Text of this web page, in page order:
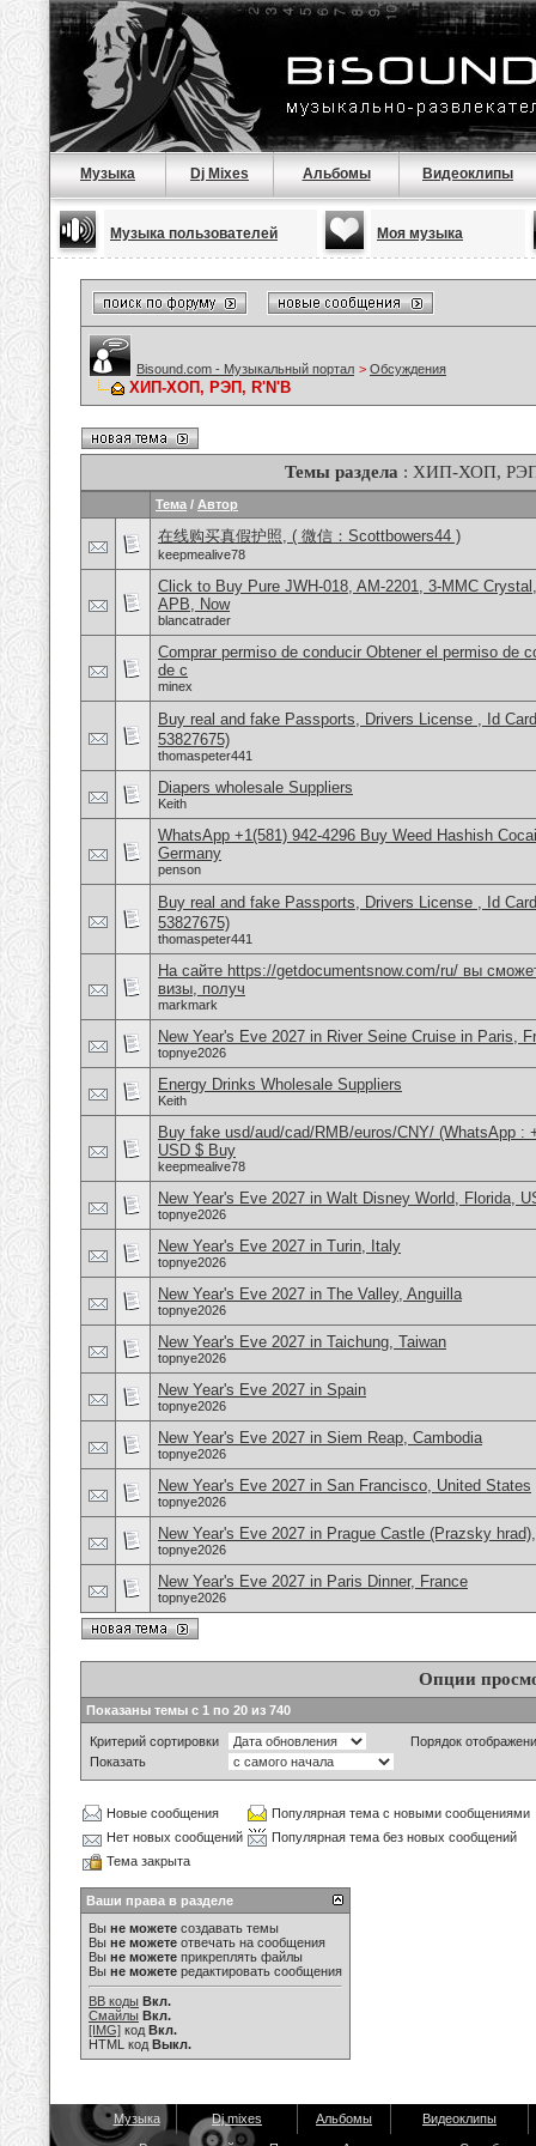
Музыка Dj Mixes Альбомы Видеоклипы
Музыка пользователей Моя музыка
Bisound.com - Музыкальный портал > Обсуждения
ХИП-ХОП, РЭП, R'N'B
Темы раздела : ХИП-ХОП,
Тема / Автор
在线购买真假护照, ( 微信：Scottbowers44 )
keepmealive78
Click to Buy Pure JWH-018, AM-2201, 3-MMC
APB, Now
blancatrader
Comprar permiso de conducir Obtener el permiso de
de c
minex
Buy real and fake Passports, Drivers License , Id
53827675)
thomaspeter441
Diapers wholesale Suppliers
Keith
WhatsApp +1(581) 942-4296 Buy Weed Hashish
Germany
penson
Buy real and fake Passports, Drivers License , Id
53827675)
thomaspeter441
На сайте https://getdocumentsnow.com/ru/ вы
визы, получ
markmark
New Year's Eve 2027 in River Seine Cruise in Paris,
topnye2026
Energy Drinks Wholesale Suppliers
Keith
Buy fake usd/aud/cad/RMB/euros/CNY/ (WhatsApp :
USD $ Buy
keepmealive78
New Year's Eve 2027 in Walt Disney World, Florida,
topnye2026
New Year's Eve 2027 in Turin, Italy
topnye2026
New Year's Eve 2027 in The Valley, Anguilla
topnye2026
New Year's Eve 2027 in Taichung, Taiwan
topnye2026
New Year's Eve 2027 in Spain
topnye2026
New Year's Eve 2027 in Siem Reap, Cambodia
topnye2026
New Year's Eve 2027 in San Francisco, United States
topnye2026
New Year's Eve 2027 in Prague Castle (Prazsky
topnye2026
New Year's Eve 2027 in Paris Dinner, France
topnye2026
Опции
Показаны темы с 1 по 20 из 740
Критерий сортировки
Порядок
Показать
Новые сообщения
Популярная тема с новыми сообщениями
Нет новых сообщений
Популярная тема без новых сообщений
Тема закрыта
Ваши права в разделе
Вы не можете создавать темы
Вы не можете отвечать на сообщения
Вы не можете прикреплять файлы
Вы не можете редактировать сообщения
BB коды Вкл.
Смайлы Вкл.
[IMG] код Вкл.
HTML код Выкл.
Музыка Dj mixes Альбомы Видеоклипы